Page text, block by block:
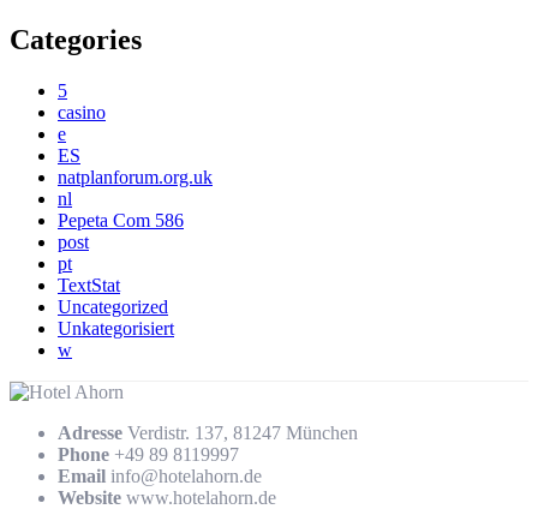
Categories
5
casino
e
ES
natplanforum.org.uk
nl
Pepeta Com 586
post
pt
TextStat
Uncategorized
Unkategorisiert
w
Adresse Verdistr. 137, 81247 München
Phone +49 89 8119997
Email info@hotelahorn.de
Website www.hotelahorn.de